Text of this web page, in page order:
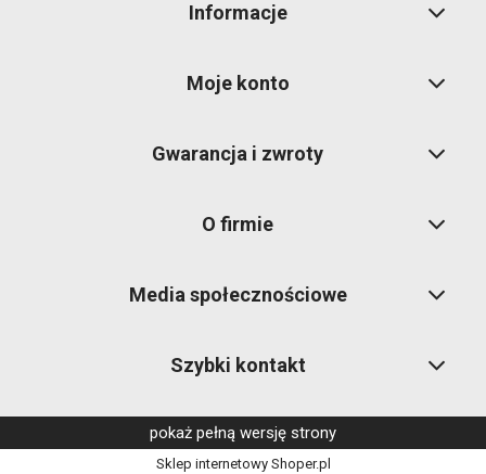
Informacje
Moje konto
Gwarancja i zwroty
O firmie
Media społecznościowe
Szybki kontakt
pokaż pełną wersję strony
Sklep internetowy Shoper.pl